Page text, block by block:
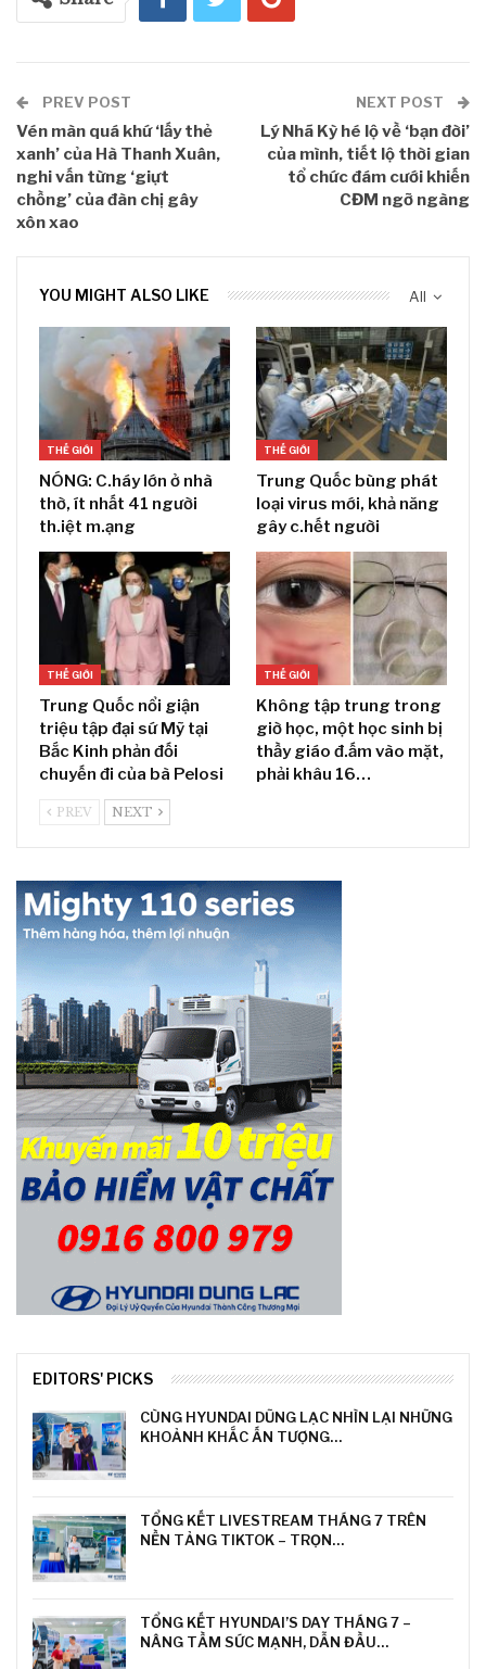
PREV POST
Vén màn quá khứ ‘lấy thẻ
xanh’ của Hà Thanh Xuân,
nghi vấn từng ‘giựt
chồng’ của đàn chị gây
xôn xao
NEXT POST
Lý Nhã Kỳ hé lộ về ‘bạn đời’
của mình, tiết lộ thời gian
tổ chức đám cưới khiến
CĐM ngỡ ngàng
All
YOU MIGHT ALSO LIKE
THẾ GIỚI
NÓNG: C.háy lớn ở nhà
thờ, ít nhất 41 người
th.iệt m.ạng
THẾ GIỚI
Trung Quốc bùng phát
loại virus mới, khả năng
gây c.hết người
THẾ GIỚI
Trung Quốc nổi giận
triệu tập đại sứ Mỹ tại
Bắc Kinh phản đối
chuyến đi của bà Pelosi
THẾ GIỚI
Không tập trung trong
giờ học, một học sinh bị
thầy giáo đ.ấm vào mặt,
phải khâu 16…
PREV NEXT
EDITORS' PICKS
CÙNG HYUNDAI DŨNG LẠC NHÌN LẠI NHỮNG
KHOẢNH KHẮC ẤN TƯỢNG…
TỔNG KẾT LIVESTREAM THÁNG 7 TRÊN
NỀN TẢNG TIKTOK – TRỌN…
TỔNG KẾT HYUNDAI’S DAY THÁNG 7 –
NÂNG TẦM SỨC MẠNH, DẪN ĐẦU…